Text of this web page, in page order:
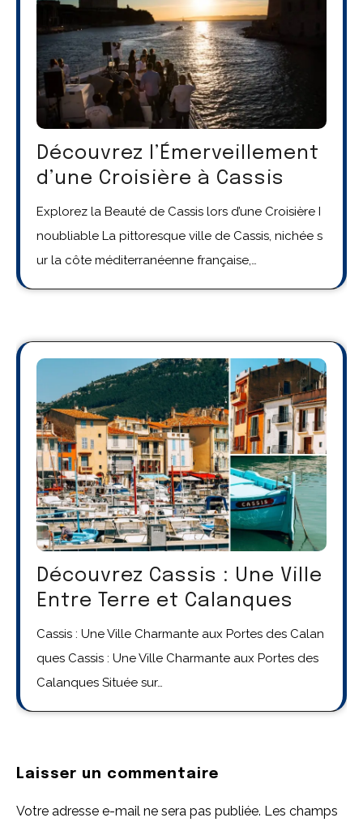
Découvrez l’Émerveillement
d’une Croisière à Cassis
Explorez la Beauté de Cassis lors d’une Croisière I
noubliable La pittoresque ville de Cassis, nichée s
ur la côte méditerranéenne française,…
Découvrez Cassis : Une Ville
Entre Terre et Calanques
Cassis : Une Ville Charmante aux Portes des Calan
ques Cassis : Une Ville Charmante aux Portes des
Calanques Située sur…
Laisser un commentaire
Votre adresse e-mail ne sera pas publiée. Les champs